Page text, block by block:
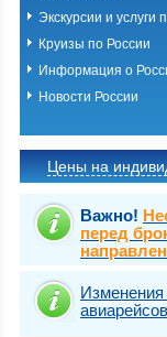
Экскурсии и услуги
Круизы по России
Информация о
Новости России
Цены на
Важно!
перед
Изменения
авиарейсов